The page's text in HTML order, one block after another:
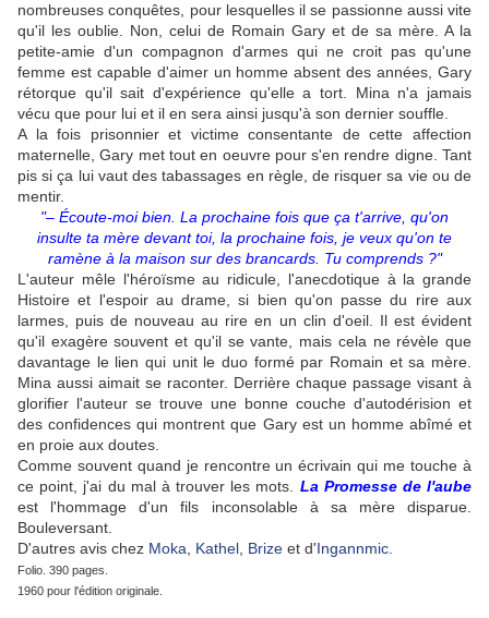
nombreuses conquêtes, pour lesquelles il se passionne aussi vite
qu'il les oublie. Non, celui de Romain Gary et de sa mère. A la
petite-amie d'un compagnon d'armes qui ne croit pas qu'une
femme est capable d'aimer un homme absent des années, Gary
rétorque qu'il sait d'expérience qu'elle a tort. Mina n'a jamais
vécu que pour lui et il en sera ainsi jusqu'à son dernier souffle.
A la fois prisonnier et victime consentante de cette affection
maternelle, Gary met tout en oeuvre pour s'en rendre digne. Tant
pis si ça lui vaut des tabassages en règle, de risquer sa vie ou de
mentir.
"– Écoute-moi bien. La prochaine fois que ça t'arrive, qu'on
insulte ta mère devant toi, la prochaine fois, je veux qu'on te
ramène à la maison sur des brancards. Tu comprends ?"
L'auteur mêle l'héroïsme au ridicule, l'anecdotique à la grande
Histoire et l'espoir au drame, si bien qu'on passe du rire aux
larmes, puis de nouveau au rire en un clin d'oeil. Il est évident
qu'il exagère souvent et qu'il se vante, mais cela ne révèle que
davantage le lien qui unit le duo formé par Romain et sa mère.
Mina aussi aimait se raconter. Derrière chaque passage visant à
glorifier l'auteur se trouve une bonne couche d'autodérision et
des confidences qui montrent que Gary est un homme abîmé et
en proie aux doutes.
Comme souvent quand je rencontre un écrivain qui me touche à
ce point, j'ai du mal à trouver les mots. La Promesse de l'aube
est l'hommage d'un fils inconsolable à sa mère disparue.
Bouleversant.
D'autres avis chez Moka Kathel Brize et d'Ingannmic.
Folio. 390 pages.
1960 pour l'édition originale.